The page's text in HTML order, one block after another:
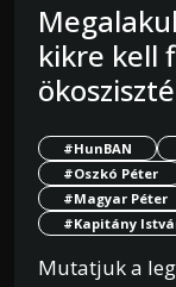
kikre kell
#HunBAN
#Oszkó Péter
#Magyar Péter
#Kapitány
Mutatjuk a